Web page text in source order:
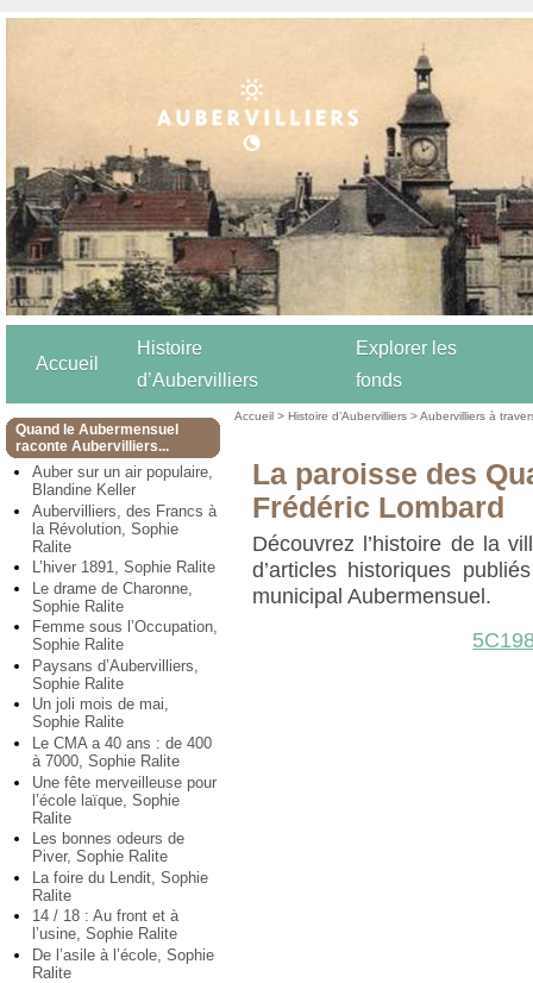
Accueil
Histoire
d’Aubervilliers
Explorer les
fonds
Quand le Aubermensuel
raconte Aubervilliers...
Auber sur un air populaire,
Blandine Keller
Aubervilliers, des Francs à
la Révolution, Sophie
Ralite
L’hiver 1891, Sophie Ralite
Le drame de Charonne,
Sophie Ralite
Femme sous l’Occupation,
Sophie Ralite
Paysans d’Aubervilliers,
Sophie Ralite
Un joli mois de mai,
Sophie Ralite
Le CMA a 40 ans : de 400
à 7000, Sophie Ralite
Une fête merveilleuse pour
l’école laïque, Sophie
Ralite
Les bonnes odeurs de
Piver, Sophie Ralite
La foire du Lendit, Sophie
Ralite
14 / 18 : Au front et à
l’usine, Sophie Ralite
De l’asile à l’école, Sophie
Ralite
Accueil >Histoire d’Aubervilliers>Aubervilliers à
La paroisse des
Frédéric Lombard
Découvrez l’histoire de la
d’articles historiques
municipal Aubermensuel.